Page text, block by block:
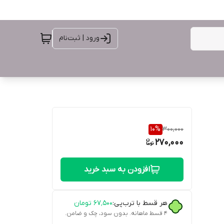
ورود | ثبت‌نام
300,000
10%
270,000
افزودن به سبد خرید
هر قسط با ترب‌پی:۶۷٬۵۰۰ تومان
۴ قسط ماهانه. بدون سود، چک و ضامن.